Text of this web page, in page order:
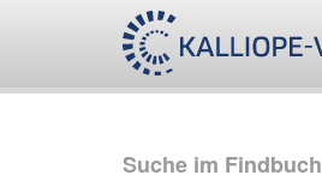
Suche im Findbuch